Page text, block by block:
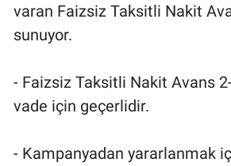
varan Faizsiz Taksitli Nakit
sunuyor.
- Faizsiz Taksitli Nakit Avans
vade için geçerlidir.
- Kampanyadan yararlanmak